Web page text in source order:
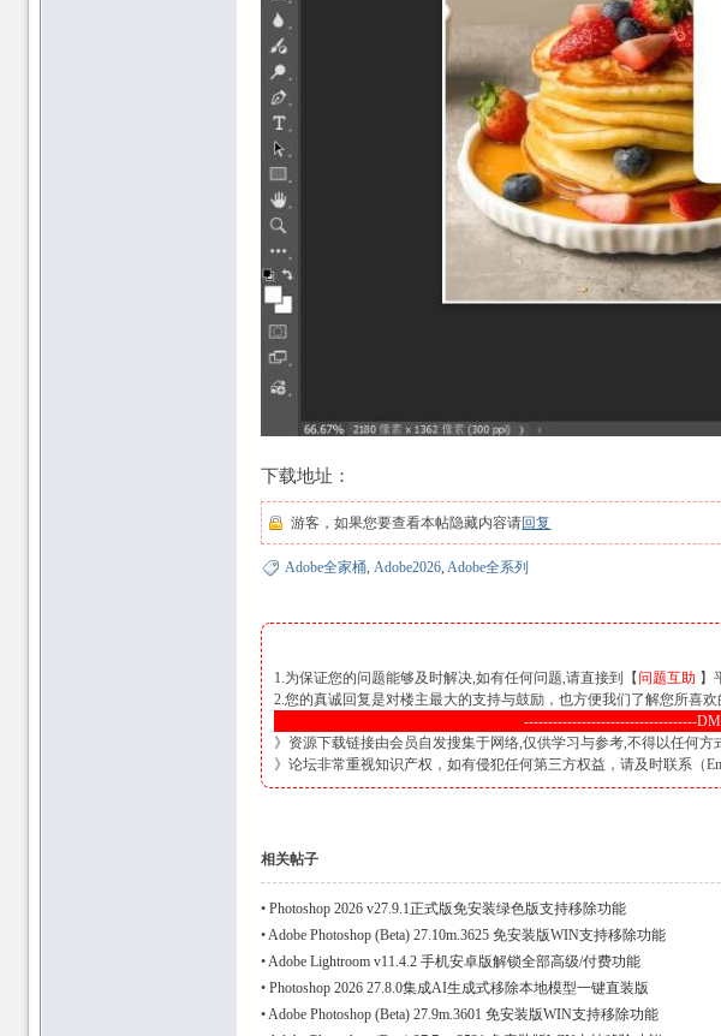
下载地址：
游客，如果您要查看本帖隐藏内容请回复
Adobe全家桶,Adobe2026,Adobe全系列
1.为保证您的问题能够及时解决,如有任何问题,请直接到【问题互助 】
2.您的真诚回复是对楼主最大的支持与鼓励，也方便我们了解您所喜
------------------------------------
》资源下载链接由会员自发搜集于网络,仅供学习与参考,不得以任何
》论坛非常重视知识产权，如有侵犯任何第三方权益，请及时联系（
相关帖子
•Photoshop 2026 v27.9.1正式版免安装绿色版支持移除功能
•Adobe Photoshop (Beta) 27.10m.3625 免安装版WIN支持移除功能
•Adobe Lightroom v11.4.2 手机安卓版解锁全部高级/付费功能
•Photoshop 2026 27.8.0集成AI生成式移除本地模型一键直装版
•Adobe Photoshop (Beta) 27.9m.3601 免安装版WIN支持移除功能